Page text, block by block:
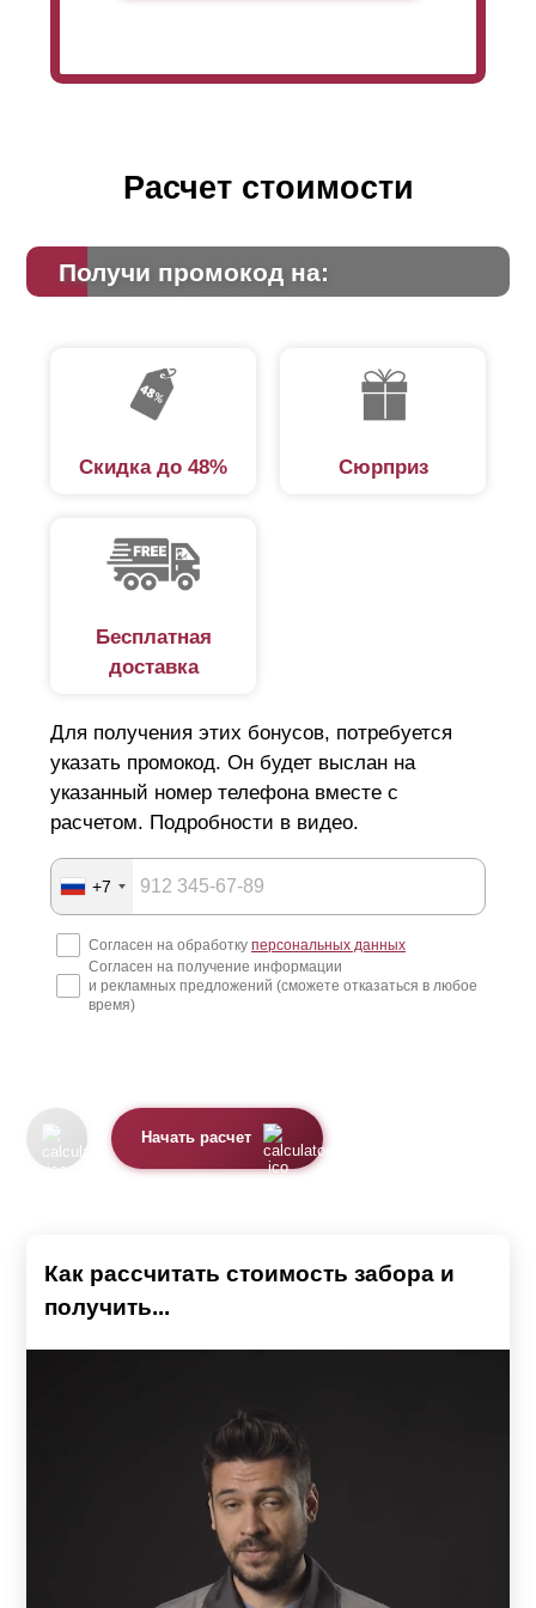
высоким. Менеджеры помогут вам выбрать и покажут
Расчет стоимости
Получи промокод на:
Скидка до 48% Сюрприз
Бесплатная
доставка
Для получения этих бонусов, потребуется
указать промокод. Он будет выслан на
указанный номер телефона вместе с
расчетом. Подробности в видео.
+7
Согласен на обработку персональных данных
Согласен на получение информации
и рекламных предложений (сможете отказаться в любое
время)
Начать расчет
Как рассчитать стоимость забора и
получить...